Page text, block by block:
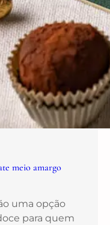
meio amargo
uma opção
para quem